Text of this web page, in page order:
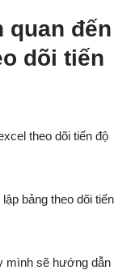
quan đến
dõi tiến
theo dõi tiến độ
bảng theo dõi tiến
mình sẽ hướng dẫn